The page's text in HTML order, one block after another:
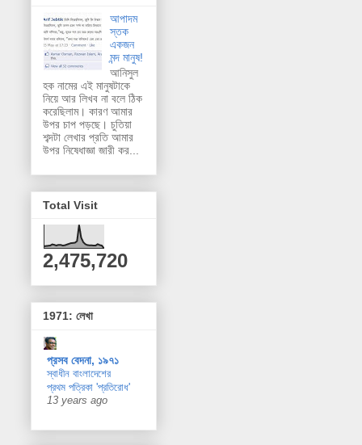
আপাদম
স্তক
একজন
মন্দ মানুষ!
আনিসুল
হক নামের এই মানুষটাকে
নিয়ে আর লিখব না বলে ঠিক
করেছিলাম। কারণ আমার
উপর চাপ পড়ছে। চুতিয়া
শব্দটা লেখার প্রতি আমার
উপর নিষেধাজ্ঞা জারী কর...
Total Visit
2,475,720
1971: লেখা
প্রসব বেদনা, ১৯৭১
স্বাধীন বাংলাদেশের
প্রথম পত্রিকা 'প্রতিরোধ'
13 years ago